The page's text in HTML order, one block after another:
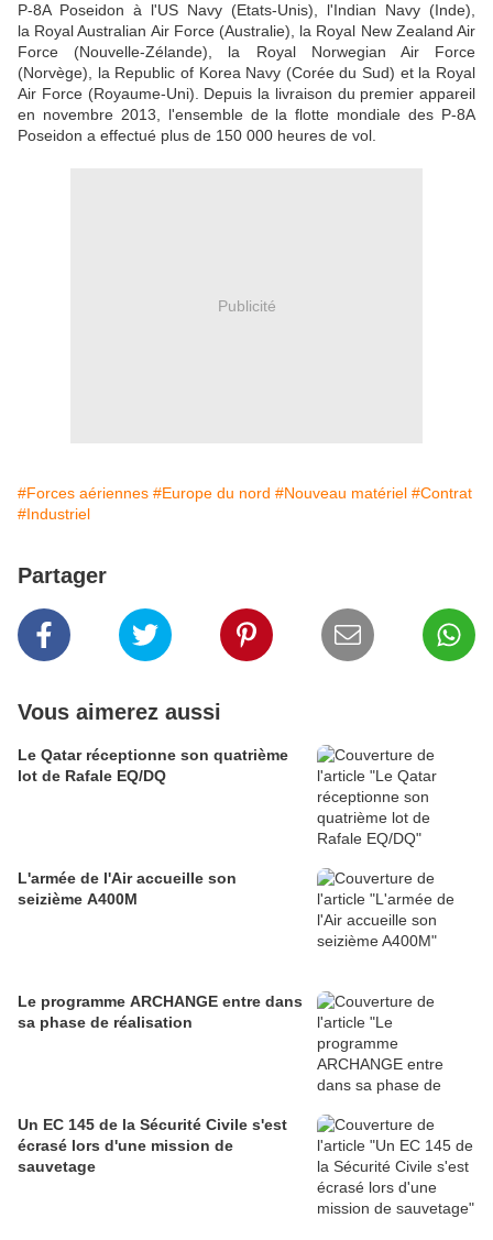
P-8A Poseidon à l'US Navy (Etats-Unis), l'Indian Navy (Inde),
la Royal Australian Air Force (Australie), la Royal New Zealand Air
Force (Nouvelle-Zélande), la Royal Norwegian Air Force
(Norvège), la Republic of Korea Navy (Corée du Sud) et la Royal
Air Force (Royaume-Uni). Depuis la livraison du premier appareil
en novembre 2013, l'ensemble de la flotte mondiale des P-8A
Poseidon a effectué plus de 150 000 heures de vol.
Publicité
#Forces aériennes #Europe du nord #Nouveau matériel #Contrat
#Industriel
Partager
Vous aimerez aussi
Le Qatar réceptionne son quatrième
lot de Rafale EQ/DQ
L'armée de l'Air accueille son
seizième A400M
Le programme ARCHANGE entre dans
sa phase de réalisation
Un EC 145 de la Sécurité Civile s'est
écrasé lors d'une mission de
sauvetage